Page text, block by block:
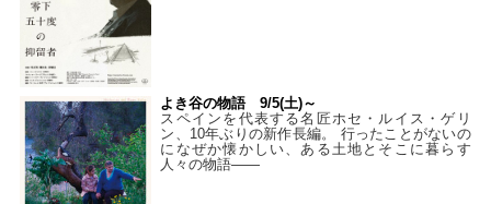
よき谷の物語 9/5(土)～
スペインを代表する名匠ホセ・ルイス・ゲリ
ン、10年ぶりの新作長編。 行ったことがないの
になぜか懐かしい、ある土地とそこに暮らす
人々の物語――